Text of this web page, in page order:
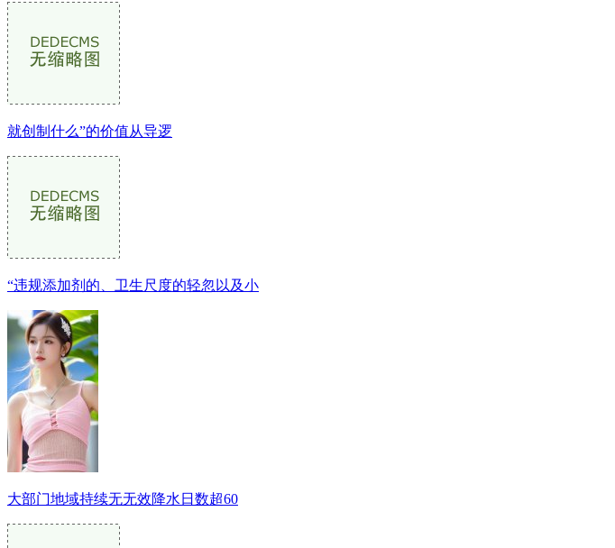
就创制什么”的价值从导逻
“违规添加剂的、卫生尺度的轻忽以及小
大部门地域持续无无效降水日数超60